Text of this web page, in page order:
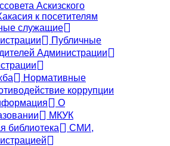
Аскизского
к посетителям
служащие
Публичные
Администрации
Нормативные
коррупции
О
МКУК
библиотека
СМИ,